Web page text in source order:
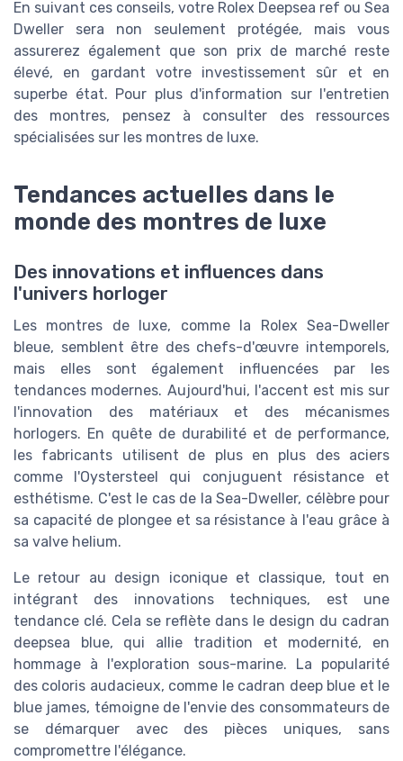
En suivant ces conseils, votre Rolex Deepsea ref ou Sea
Dweller sera non seulement protégée, mais vous
assurerez également que son prix de marché reste
élevé, en gardant votre investissement sûr et en
superbe état. Pour plus d'information sur l'entretien
des montres, pensez à consulter des ressources
spécialisées sur les montres de luxe.
Tendances actuelles dans le
monde des montres de luxe
Des innovations et influences dans
l'univers horloger
Les montres de luxe, comme la Rolex Sea-Dweller
bleue, semblent être des chefs-d'œuvre intemporels,
mais elles sont également influencées par les
tendances modernes. Aujourd'hui, l'accent est mis sur
l'innovation des matériaux et des mécanismes
horlogers. En quête de durabilité et de performance,
les fabricants utilisent de plus en plus des aciers
comme l'Oystersteel qui conjuguent résistance et
esthétisme. C'est le cas de la Sea-Dweller, célèbre pour
sa capacité de plongee et sa résistance à l'eau grâce à
sa valve helium.
Le retour au design iconique et classique, tout en
intégrant des innovations techniques, est une
tendance clé. Cela se reflète dans le design du cadran
deepsea blue, qui allie tradition et modernité, en
hommage à l'exploration sous-marine. La popularité
des coloris audacieux, comme le cadran deep blue et le
blue james, témoigne de l'envie des consommateurs de
se démarquer avec des pièces uniques, sans
compromettre l'élégance.